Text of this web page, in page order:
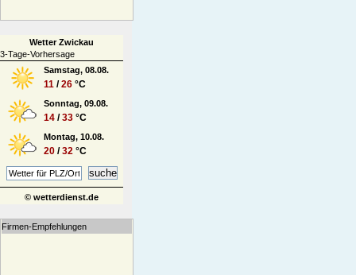
Wetter Zwickau
3-Tage-Vorhersage
Samstag, 08.08.
11 /26 °C
Sonntag, 09.08.
14 /33 °C
Montag, 10.08.
20 /32 °C
© wetterdienst.de
Firmen-Empfehlungen